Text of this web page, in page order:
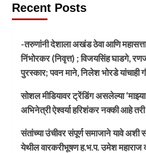
Recent Posts
-तरुणांनी देशाला अखंड ठेवा आणि
निंभोरकर (निवृत्त) ; विजयसिंह घाडगे,
पुरस्कार; पवन माने, निलेश भोरडे यांचाही
सोशल मीडियावर ट्रेंडिंग असलेल्या ‘माझ्या
अभिनेत्री ऐश्वर्या हरिशंकर नक्की आहे
संतांच्या उंचीवर संपूर्ण समाजाने यावे
येथील वारकरीभूषण ह.भ.प. उमेश महाराज